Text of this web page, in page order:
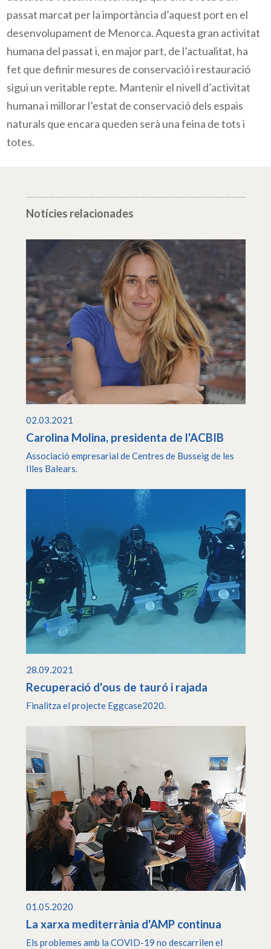
passat marcat per la importància d’aquest port en el
desenvolupament de Menorca. Aquesta gran activitat
humana del passat i, en major part, de l’actualitat, ha
fet que definir mesures de conservació i restauració
sigui un veritable repte. Mantenir el nivell d’activitat
humana i millorar l’estat de conservació dels espais
naturals que encara queden serà una feina de tots i
totes.
Notícies relacionades
02.03.2021
Carolina Molina, presidenta de l'ACBIB
Associació empresarial de Centres de Busseig de les
Illes Balears.
28.09.2021
Recuperació d'ous de tauró i rajada
Finalitza el projecte Eggcase2020.
01.05.2020
La xarxa mediterrània d'AMP continua
Els problemes amb la COVID-19 no descarrilen el